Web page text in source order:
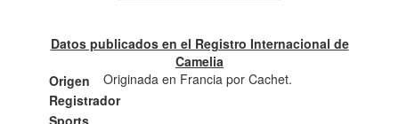
Datos publicados en el Registro Internacional de
Camelia
Origen
Originada en Francia por Cachet.
Registrador
Sports